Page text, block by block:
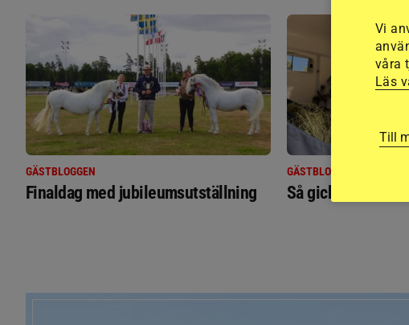
GÄSTBLOGGEN
Finaldag med jubileumsutställning
GÄSTBLOGGEN
Så gick det på
Vi
våra
Läs
Till